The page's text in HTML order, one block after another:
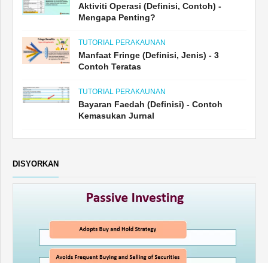
Aktiviti Operasi (Definisi, Contoh) -
Mengapa Penting?
TUTORIAL PERAKAUNAN
Manfaat Fringe (Definisi, Jenis) - 3
Contoh Teratas
TUTORIAL PERAKAUNAN
Bayaran Faedah (Definisi) - Contoh
Kemasukan Jurnal
DISYORKAN